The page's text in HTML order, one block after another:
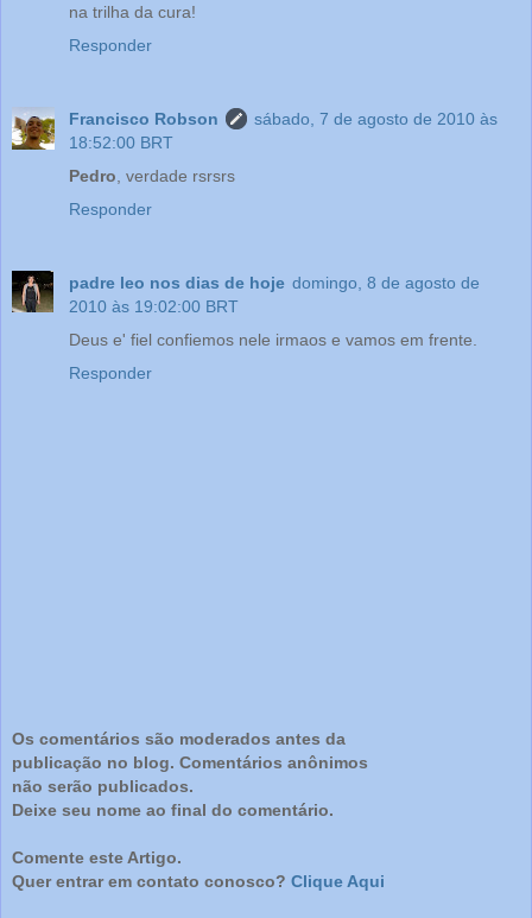
na trilha da cura!
Responder
Francisco Robson
sábado, 7 de agosto de 2010 às
18:52:00 BRT
Pedro , verdade rsrsrs
Responder
padre leo nos dias de hoje domingo, 8 de agosto de
2010 às 19:02:00 BRT
Deus e' fiel confiemos nele irmaos e vamos em frente.
Responder
Os comentários são moderados antes da
publicação no blog. Comentários anônimos
não serão publicados.
Deixe seu nome ao final do comentário.
Comente este Artigo.
Quer entrar em contato conosco? Clique Aqui